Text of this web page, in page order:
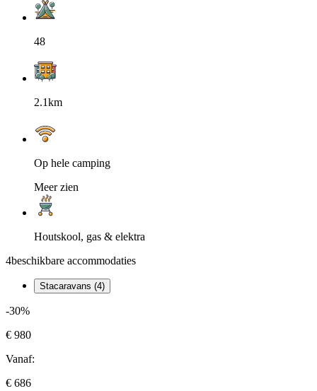
48
2.1km
Op hele camping
Meer zien
Houtskool, gas & elektra
4beschikbare accommodaties
Stacaravans (4)
-30%
€ 980
Vanaf:
€ 686